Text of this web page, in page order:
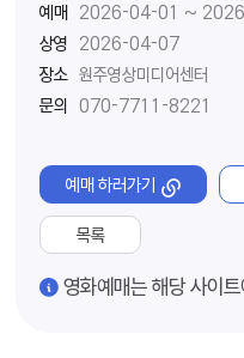
예매 2026-04-01 ~
상영 2026-04-07
장소 원주영상미디어센터
문의 070-7711-8221
예매 하러가기
목록
영화예매는 해당 사이